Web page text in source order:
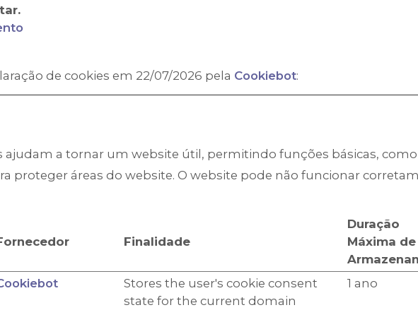
de cookies em 22/07/2026 pela Cookiebot:
ajudam a tornar um website útil, permitindo funções básicas,
proteger áreas do website. O website pode não funcionar
Finalidade
Duração
Máxima de
Stores the user's cookie consent
state for the current domain
1 ano